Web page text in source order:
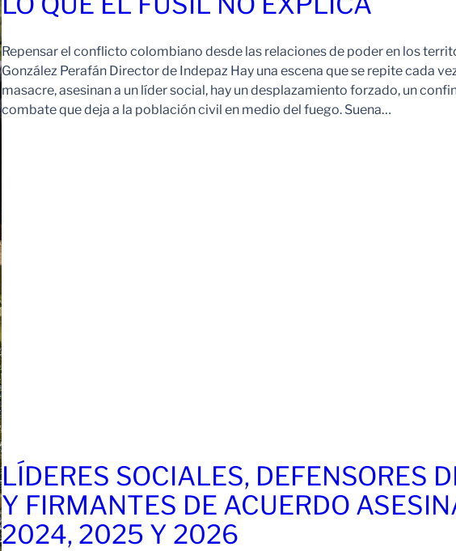
Repensar el conflicto colombiano desde las relaciones de poder en los
González Perafán Director de Indepaz Hay una escena que se repite cada
masacre, asesinan a un líder social, hay un desplazamiento forzado, un
combate que deja a la población civil en medio del fuego. Suena…
LÍDERES SOCIALES, DEFENSORES
Y FIRMANTES DE ACUERDO
2024, 2025 Y 2026